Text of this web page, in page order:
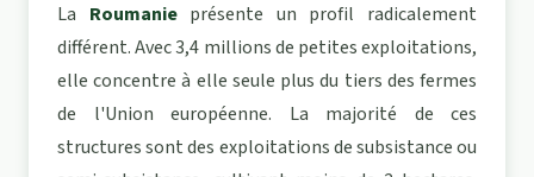
La Roumanieprésente un profil radicalement
différent. Avec 3,4 millions de petites exploitations,
elle concentre à elle seule plus du tiers des fermes
de l'Union européenne. La majorité de ces
structures sont des exploitations de subsistance ou